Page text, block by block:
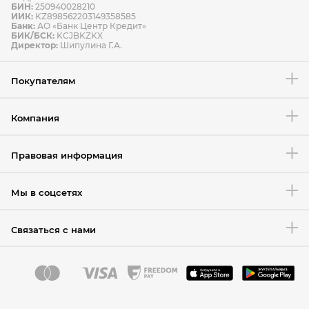
Условия возврата товара
БИН: 250940028210
ИИК: KZ898562203149358585
Банк: АО «Банк Центр Кредит»
БИК/БСК: KCJBKZKX
Директор: Шипулина Г.А.
Покупателям
Компания
Правовая информация
Мы в соцсетях
Связаться с нами